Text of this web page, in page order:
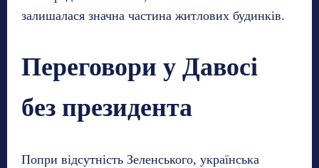
залишалася значна частина житлових будинків.
Переговори у Давосі
без президента
Попри відсутність Зеленського, українська